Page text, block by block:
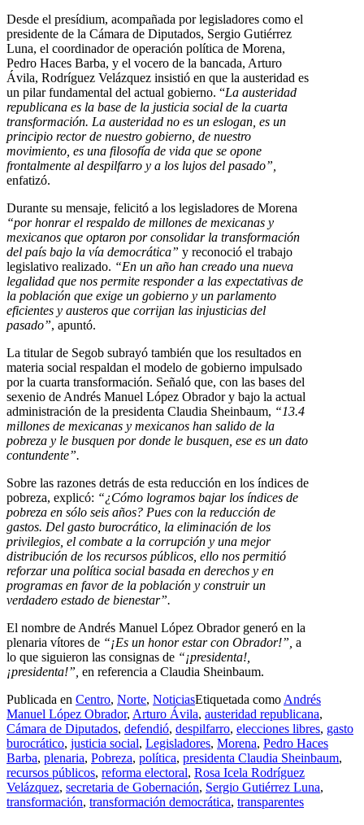
Desde el presídium, acompañada por legisladores como el
presidente de la Cámara de Diputados, Sergio Gutiérrez
Luna, el coordinador de operación política de Morena,
Pedro Haces Barba, y el vocero de la bancada, Arturo
Ávila, Rodríguez Velázquez insistió en que la austeridad es
un pilar fundamental del actual gobierno. “La austeridad
republicana es la base de la justicia social de la cuarta
transformación. La austeridad no es un eslogan, es un
principio rector de nuestro gobierno, de nuestro
movimiento, es una filosofía de vida que se opone
frontalmente al despilfarro y a los lujos del pasado”,
enfatizó.
Durante su mensaje, felicitó a los legisladores de Morena
“por honrar el respaldo de millones de mexicanas y
mexicanos que optaron por consolidar la transformación
del país bajo la vía democrática” y reconoció el trabajo
legislativo realizado. “En un año han creado una nueva
legalidad que nos permite responder a las expectativas de
la población que exige un gobierno y un parlamento
eficientes y austeros que corrijan las injusticias del
pasado”, apuntó.
La titular de Segob subrayó también que los resultados en
materia social respaldan el modelo de gobierno impulsado
por la cuarta transformación. Señaló que, con las bases del
sexenio de Andrés Manuel López Obrador y bajo la actual
administración de la presidenta Claudia Sheinbaum, “13.4
millones de mexicanas y mexicanos han salido de la
pobreza y le busquen por donde le busquen, ese es un dato
contundente”.
Sobre las razones detrás de esta reducción en los índices de
pobreza, explicó: “¿Cómo logramos bajar los índices de
pobreza en sólo seis años? Pues con la reducción de
gastos. Del gasto burocrático, la eliminación de los
privilegios, el combate a la corrupción y una mejor
distribución de los recursos públicos, ello nos permitió
reforzar una política social basada en derechos y en
programas en favor de la población y construir un
verdadero estado de bienestar”.
El nombre de Andrés Manuel López Obrador generó en la
plenaria vítores de “¡Es un honor estar con Obrador!”, a
lo que siguieron las consignas de “¡presidenta!,
¡presidenta!”, en referencia a Claudia Sheinbaum.
Publicada en Centro, Norte, NoticiasEtiquetada comoAndrés
Manuel López Obrador, Arturo Ávila, austeridad republicana,
Cámara de Diputados, defendió, despilfarro, elecciones libres, gasto
burocrático, justicia social, Legisladores, Morena, Pedro Haces
Barba, plenaria, Pobreza, política, presidenta Claudia Sheinbaum,
recursos públicos, reforma electoral, Rosa Icela Rodríguez
Velázquez, secretaria de Gobernación, Sergio Gutiérrez Luna,
transformación, transformación democrática, transparentes